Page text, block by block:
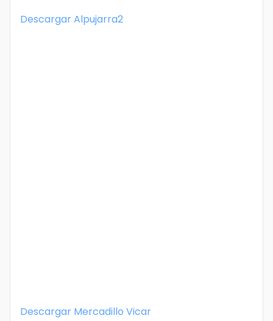
DescargarAlpujarra2
Descargar Mercadillo Vicar